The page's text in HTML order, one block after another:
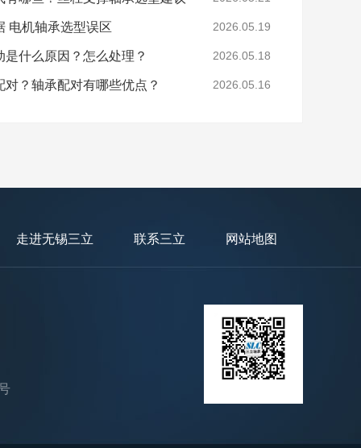
电机轴承选型误区 2026.05.19
什么原因？怎么处理？ 2026.05.18
？轴承配对有哪些优点？ 2026.05.16
走进无锡三立 联系三立 网站地图